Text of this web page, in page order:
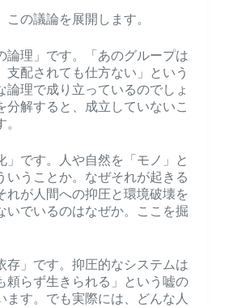
この議論を展開します。
論理」です。「あのグループは
支配されても仕方ない」という
論理で成り立っているのでしょ
分解すると、成立していないこ
」です。人や自然を「モノ」と
いうことか。なぜそれが起きる
れが人間への抑圧と環境破壊を
いでいるのはなぜか。ここを掘
存」です。抑圧的なシステムは
頼らず生きられる」という嘘の
ます。でも実際には、どんな人